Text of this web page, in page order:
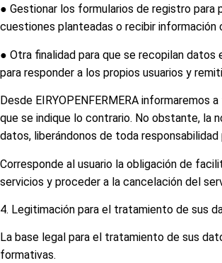
● Gestionar los formularios de registro
cuestiones planteadas o recibir
● Otra finalidad para que se recopilan
para responder a los propios usuarios y
Desde EIRYOPENFERMERA
que se indique lo contrario. No obstante, la
datos, liberándonos de toda
Corresponde al usuario la obligación de
servicios y proceder a la cancelación del
4. Legitimación para el tratamiento de sus
La base legal para el tratamiento de sus
formativas.